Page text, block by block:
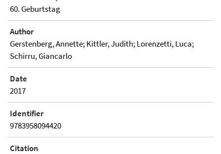
60. Geburtstag
Author
Gerstenberg, Annette; Kittler, Judith; Lorenzetti, Luca;
Schirru, Giancarlo
Date
2017
Identifier
9783958094420
Citation